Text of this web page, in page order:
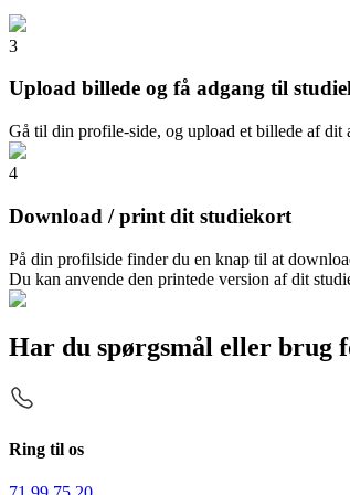
3
Upload billede og få adgang til
Gå til din profile-side, og upload et billede af dit
4
Download / print dit studiekort
På din profilside finder du en knap til at
Du kan anvende den printede version af dit
Har du spørgsmål eller brug
Ring til os